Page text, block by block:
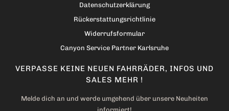
Datenschutzerklärung
Rückerstattungsrichtlinie
Widerrufsformular
Canyon Service Partner Karlsruhe
VERPASSE KEINE NEUEN FAHRRÄDER, INFOS UND
SALES MEHR !
Melde dich an und werde umgehend über unsere Neuheiten